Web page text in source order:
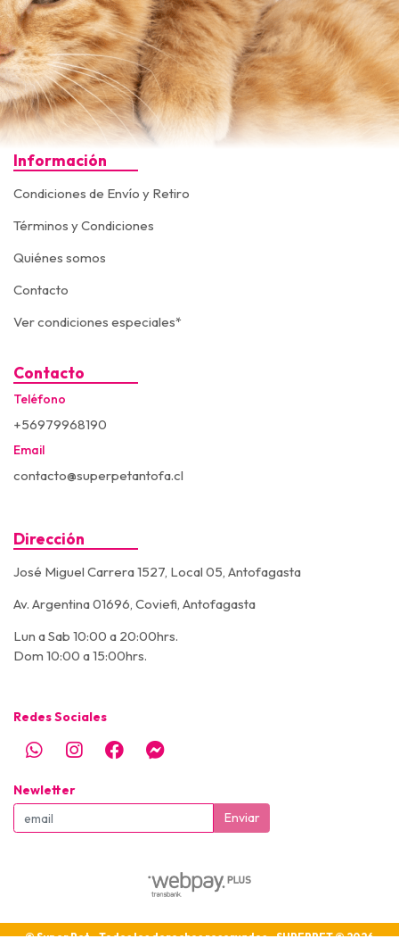
Información
Condiciones de Envío y Retiro
Términos y Condiciones
Quiénes somos
Contacto
Ver condiciones especiales*
Contacto
Teléfono
+56979968190
Email
contacto@superpetantofa.cl
Dirección
José Miguel Carrera 1527, Local 05, Antofagasta
Av. Argentina 01696, Coviefi, Antofagasta
Lun a Sab 10:00 a 20:00hrs.
Dom 10:00 a 15:00hrs.
Redes Sociales
Newletter
Enviar
© Super Pet - Todos los derechos reservados - SUPERPET © 2026